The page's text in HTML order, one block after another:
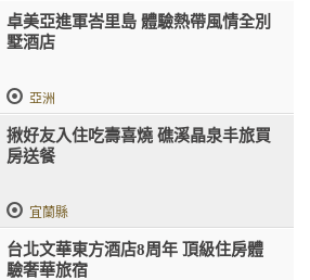
卓美亞進軍峇里島 體驗熱帶風情全別
墅酒店
亞洲
揪好友入住吃壽喜燒 礁溪晶泉丰旅買
房送餐
宜蘭縣
台北文華東方酒店8周年 頂級住房體
驗奢華旅宿